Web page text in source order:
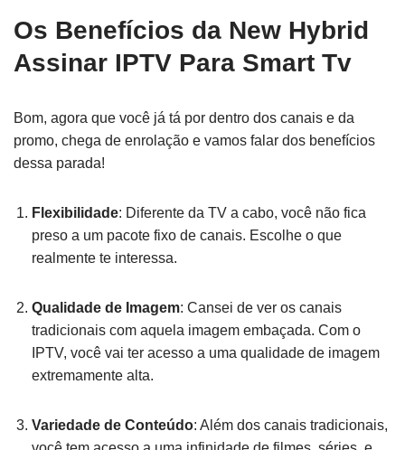
Os Benefícios da New Hybrid
Assinar IPTV Para Smart Tv
Bom, agora que você já tá por dentro dos canais e da
promo, chega de enrolação e vamos falar dos benefícios
dessa parada!
Flexibilidade: Diferente da TV a cabo, você não fica
preso a um pacote fixo de canais. Escolhe o que
realmente te interessa.
Qualidade de Imagem: Cansei de ver os canais
tradicionais com aquela imagem embaçada. Com o
IPTV, você vai ter acesso a uma qualidade de imagem
extremamente alta.
Variedade de Conteúdo: Além dos canais tradicionais,